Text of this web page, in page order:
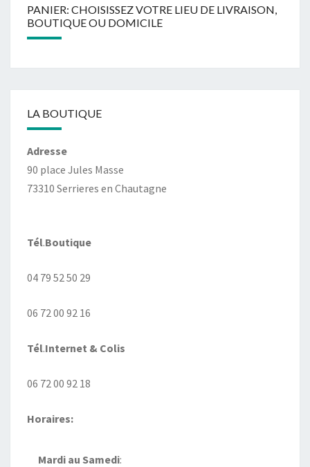
PANIER: CHOISISSEZ VOTRE LIEU DE LIVRAISON,
BOUTIQUE OU DOMICILE
LA BOUTIQUE
Adresse
90 place Jules Masse
73310 Serrieres en Chautagne
Tél.Boutique
04 79 52 50 29
06 72 00 92 16
Tél.Internet & Colis
06 72 00 92 18
Horaires:
Mardi au Samedi: